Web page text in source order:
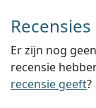
Recensies
Er zijn nog
recensie
recensie geeft?